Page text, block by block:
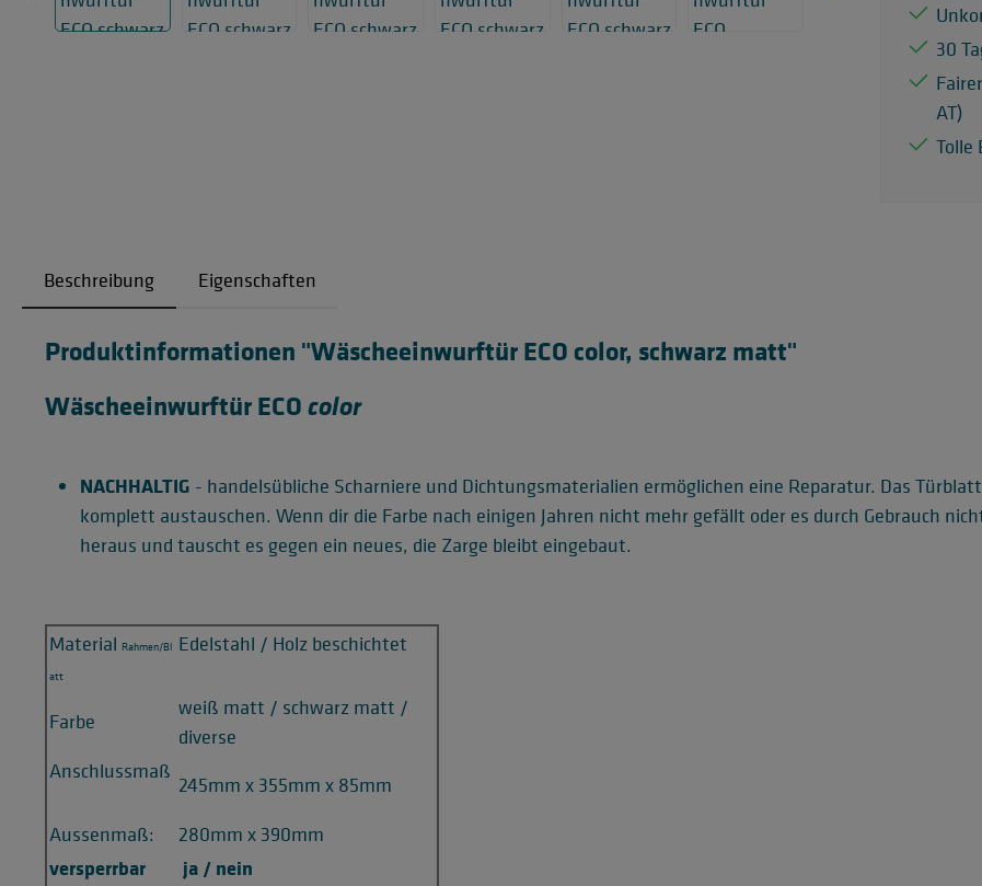
30
AT)
Tolle
Beschreibung Eigenschaften
Produktinformationen "Wäscheeinwurftür ECO color, schwarz matt"
Wäscheeinwurftür ECOcolor
NACHHALTIG - handelsübliche Scharniere und Dichtungsmaterialien ermöglichen eine Reparatur. Das
komplett austauschen. Wenn dir die Farbe nach einigen Jahren nicht mehr gefällt oder es durch Gebrauch
heraus und tauscht es gegen ein neues, die Zarge bleibt eingebaut.
Material Rahmen/Bl
att
Edelstahl / Holz beschichtet
Farbe
weiß matt / schwarz matt /
diverse
Anschlussmaß
245mm x 355mm x 85mm
Aussenmaß:
280mm x 390mm
versperrbar
ja / nein